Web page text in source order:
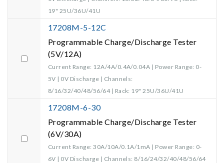
19" 25U/36U/41U
17208M-5-12C
Programmable Charge/Discharge Tester
(5V/12A)
Current Range: 12A/4A/0.4A/0.04A | Power Range: 0-
5V | 0V Discharge | Channels:
8/16/32/40/48/56/64 | Rack: 19" 25U/36U/41U
17208M-6-30
Programmable Charge/Discharge Tester
(6V/30A)
Current Range: 30A/10A/0.1A/1mA | Power Range: 0-
6V | 0V Discharge | Channels: 8/16/24/32/40/48/56/64